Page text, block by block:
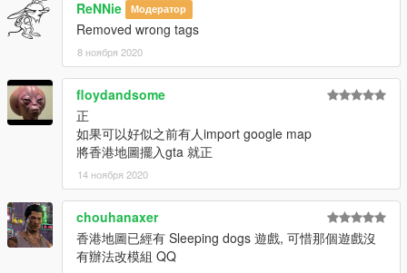
ReNNie Модератор
Removed wrong tags
8 ноября 2020
floydandsome
正
如果可以好似之前有人import google map
將香港地圖擺入gta 就正
14 ноября 2020
chouhanaxer
香港地圖已經有 Sleeping dogs 遊戲, 可惜那個遊戲沒
有辦法改模組 QQ